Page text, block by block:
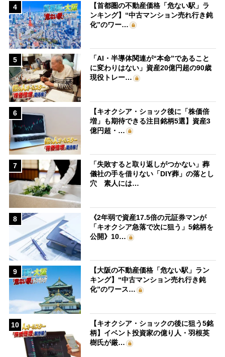
4
【首都圏の不動産価格「危ない駅」ラ
ンキング】“中古マンション売れ行き鈍
化”のワー…
5
「AI・半導体関連が“本命”であること
に変わりはない」資産20億円超の90歳
現役トレー…
6
【キオクシア・ショック後に「株価倍
増」も期待できる注目銘柄5選】資産3
億円超・…
7
「失敗すると取り返しがつかない」葬
儀社の手を借りない「DIY葬」の落とし
穴 素人には…
8
《2年弱で資産17.5倍の元証券マンが
「キオクシア急落で次に狙う」5銘柄を
公開》10…
9
【大阪の不動産価格「危ない駅」ラン
キング】“中古マンション売れ行き鈍
化”のワース…
10
【キオクシア・ショックの後に狙う5銘
柄】イベント投資家の億り人・羽根英
樹氏が厳…